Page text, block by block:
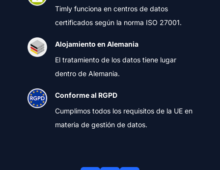
Timly funciona en centros de datos
certificados según la norma ISO 27001.
Alojamiento en Alemania
El tratamiento de los datos tiene lugar
dentro de Alemania.
Conforme al RGPD
Cumplimos todos los requisitos de la UE en
materia de gestión de datos.